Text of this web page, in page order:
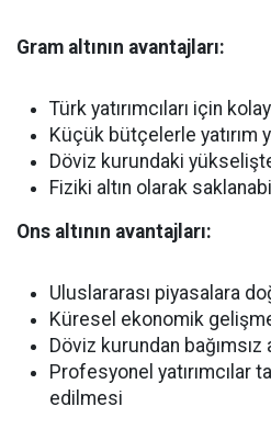
Gram altının avantajları:
Türk yatırımcıları için
Küçük bütçelerle yatırım
Döviz kurundaki
Fiziki altın olarak
Ons altının avantajları:
Uluslararası piyasalara
Küresel ekonomik
Döviz kurundan bağımsız
Profesyonel yatırımcılar
edilmesi